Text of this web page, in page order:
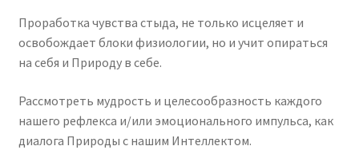
Проработка чувства стыда, не только исцеляет и
освобождает блоки физиологии, но и учит опираться
на себя и Природу в себе.
Рассмотреть мудрость и целесообразность каждого
нашего рефлекса и/или эмоционального импульса, как
диалога Природы с нашим Интеллектом.